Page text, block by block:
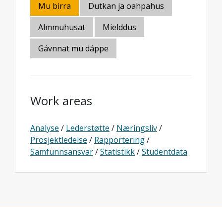
Mu birra
Dutkan ja oahpahus
Almmuhusat
Mielddus
Gávnnat mu dáppe
Work areas
Analyse / Lederstøtte / Næringsliv/
Prosjektledelse / Rapportering/
Samfunnsansvar/Statistikk/Studentdata